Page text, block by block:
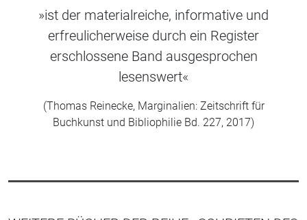
»ist der materialreiche, informative und
erfreulicherweise durch ein Register
erschlossene Band ausgesprochen
lesenswert«
(Thomas Reinecke, Marginalien: Zeitschrift für
Buchkunst und Bibliophilie Bd. 227, 2017)